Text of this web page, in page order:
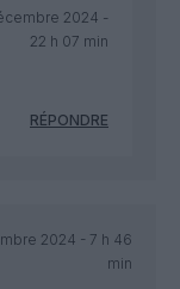
2024 -
22 h 07 min
RÉPONDRE
2024 - 7 h 46
min